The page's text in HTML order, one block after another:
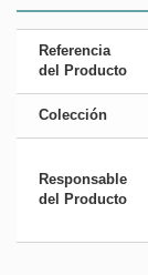
Referencia
del Producto
Colección
Responsable
del Producto